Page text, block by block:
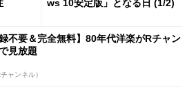
ws 10安定版」となる日 (1/2)
録不要＆完全無料】80年代洋楽がRチャン
見放題
ャンネル）